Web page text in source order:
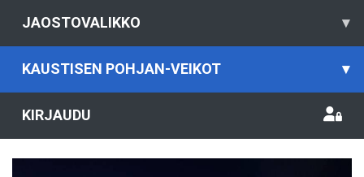
JAOSTOVALIKKO ▾
KAUSTISEN POHJAN-VEIKOT ▾
KIRJAUDU